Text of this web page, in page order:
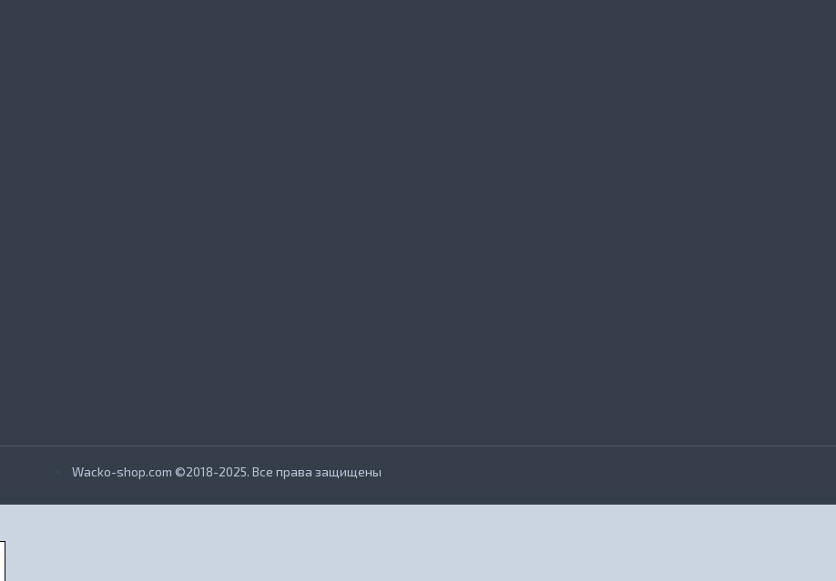
Wacko-shop.com ©2018-2025. Все права защищены